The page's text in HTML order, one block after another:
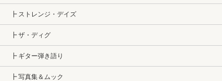
┣ ストレンジ・デイズ
┣ ザ・ディグ
┣ ギター弾き語り
┣ 写真集＆ムック